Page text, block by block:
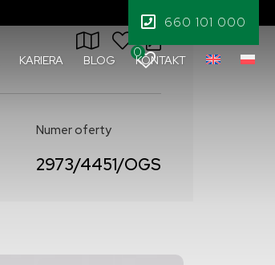
660 101 000
0
KARIERA BLOG KONTAKT
Numer oferty
2973/4451/OGS